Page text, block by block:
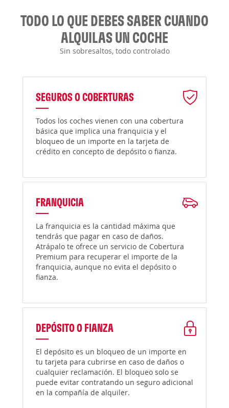
TODO LO QUE DEBES SABER CUANDO
ALQUILAS UN COCHE
Sin sobresaltos, todo controlado
SEGUROS O COBERTURAS
Todos los coches vienen con una cobertura
básica que implica una franquicia y el
bloqueo de un importe en la tarjeta de
crédito en concepto de depósito o fianza.
FRANQUICIA
La franquicia es la cantidad máxima que
tendrás que pagar en caso de daños.
Atrápalo te ofrece un servicio de Cobertura
Premium para recuperar el importe de la
franquicia, aunque no evita el depósito o
fianza.
DEPÓSITO O FIANZA
El depósito es un bloqueo de un importe en
tu tarjeta para cubrirse en caso de daños o
cualquier reclamación. El bloqueo solo se
puede evitar contratando un seguro adicional
en la compañía de alquiler.